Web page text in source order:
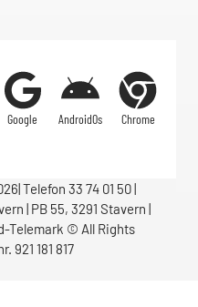
Google AndroidOs Chrome
Telefon 33 74 01 50 |
| PB 55, 3291 Stavern |
Telemark © All Rights
921 181 817